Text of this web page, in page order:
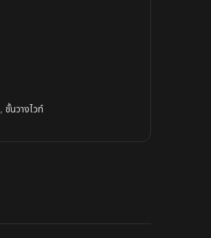
, ชั้นวางไวท์